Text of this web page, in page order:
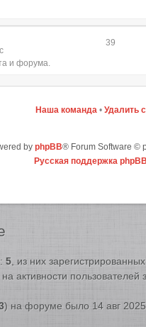
и форума.
39
Наша команда • Удалить
by phpBB® Forum Software ©
Русская поддержка
5 , из них
активности пользователей
) на форуме было 14 авг